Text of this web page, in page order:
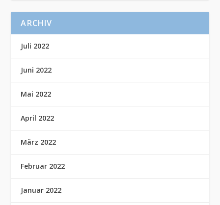
ARCHIV
Juli 2022
Juni 2022
Mai 2022
April 2022
März 2022
Februar 2022
Januar 2022